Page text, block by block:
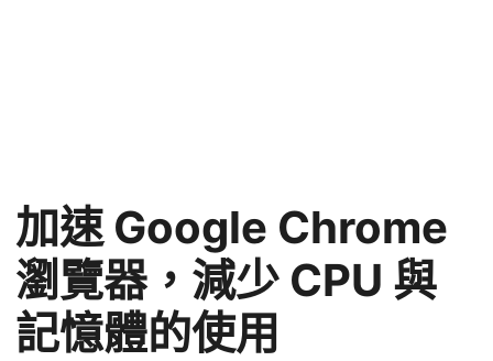
加速 Google Chrome
瀏覽器，減少 CPU 與
記憶體的使用